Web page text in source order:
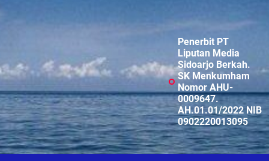
Penerbit PT
Liputan Media
Sidoarjo Berkah.
SK Menkumham
Nomor AHU-
0009647.
AH.01.01/2022 NIB
0902220013095